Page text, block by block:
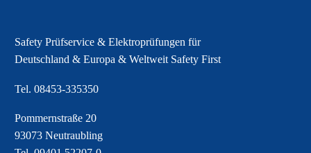
Safety Prüfservice & Elektroprüfungen für
Deutschland & Europa & Weltweit Safety First
Tel. 08453-335350
Pommernstraße 20
93073 Neutraubling